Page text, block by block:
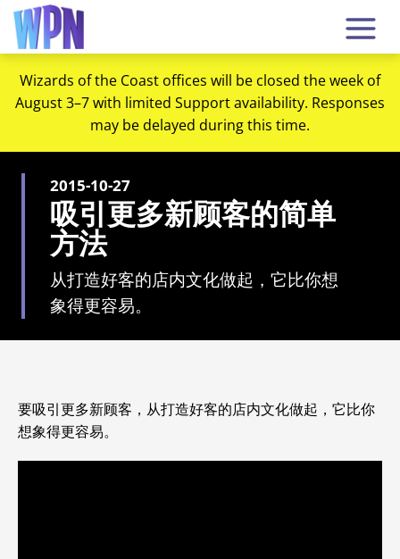
Wizards of the Coast offices will be closed the week of
August 3–7 with limited Support availability. Responses
may be delayed during this time.
2015-10-27
吸引更多新顾客的简单
方法
从打造好客的店内文化做起，它比你想
象得更容易。
要吸引更多新顾客，从打造好客的店内文化做起，它比你
想象得更容易。